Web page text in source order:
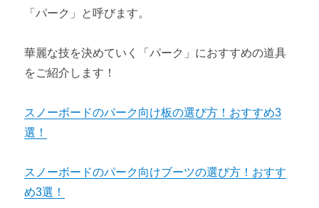
「パーク」と呼びます。
華麗な技を決めていく「パーク」におすすめの道具
をご紹介します！
スノーボードのパーク向け板の選び方！おすすめ3
選！
スノーボードのパーク向けブーツの選び方！おすす
め3選！